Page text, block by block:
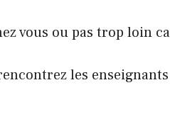
vous ou pas trop loin
les